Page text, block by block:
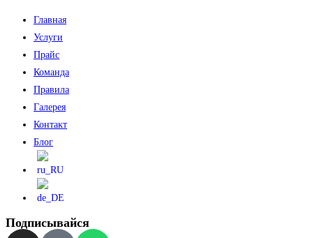
Главная
Услуги
Прайс
Команда
Правила
Галерея
Контакт
Блог
Подписывайся